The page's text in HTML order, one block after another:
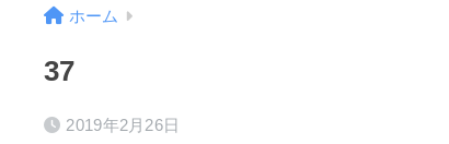
ホーム
37
2019年2月26日